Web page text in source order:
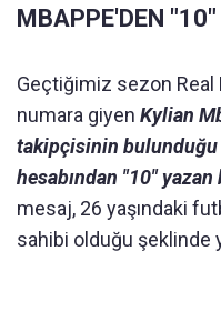
MBAPPE'DEN
Geçtiğimiz sezon
numara giyen Kylian
takipçisinin bulunduğu
hesabından "10"
mesaj, 26 yaşındaki
sahibi olduğu şeklinde